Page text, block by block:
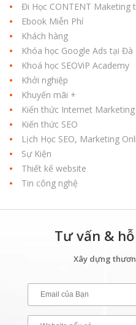
Đi Học CONTENT Maketing
Ebook Miễn Phí
Khách hàng
Khóa học Google Ads tại
Khoá học SEOViP Academy
Khởi nghiệp
Khuyến mãi +
Kiến thức Internet Marketing
Kiến thức SEO
Lịch Học SEO, Marketing
Sự Kiện
Thiết kế website
Tin công nghệ
Tư vấn &
Xây dựng